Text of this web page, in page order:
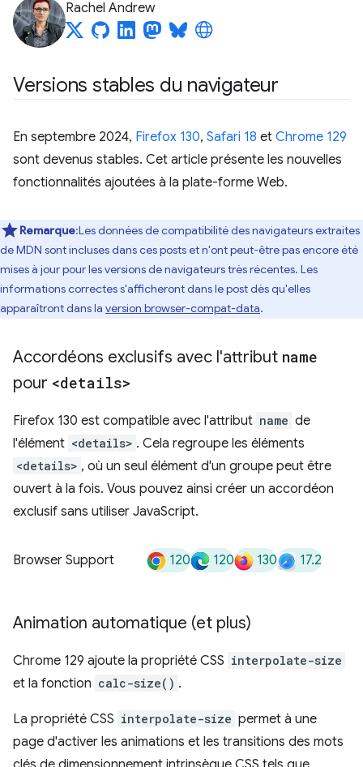
Rachel Andrew
Versions stables du navigateur
En septembre 2024, Firefox 130, Safari 18 et Chrome 129
sont devenus stables. Cet article présente les nouvelles
fonctionnalités ajoutées à la plate-forme Web.
Remarque:Les données de compatibilité des navigateurs extraites
de MDN sont incluses dans ces posts et n'ont peut-être pas encore été
mises à jour pour les versions de navigateurs très récentes. Les
informations correctes s'afficheront dans le post dès qu'elles
apparaîtront dans la version browser-compat-data.
Accordéons exclusifs avec l'attribut name
pour <details>
Firefox 130 est compatible avec l'attribut name de
l'élément <details> . Cela regroupe les éléments
<details> , où un seul élément d'un groupe peut être
ouvert à la fois. Vous pouvez ainsi créer un accordéon
exclusif sans utiliser JavaScript.
Browser Support 120 120 130 17.2
Animation automatique (et plus)
Chrome 129 ajoute la propriété CSS interpolate-size
et la fonction calc-size() .
La propriété CSS interpolate-size permet à une
page d'activer les animations et les transitions des mots